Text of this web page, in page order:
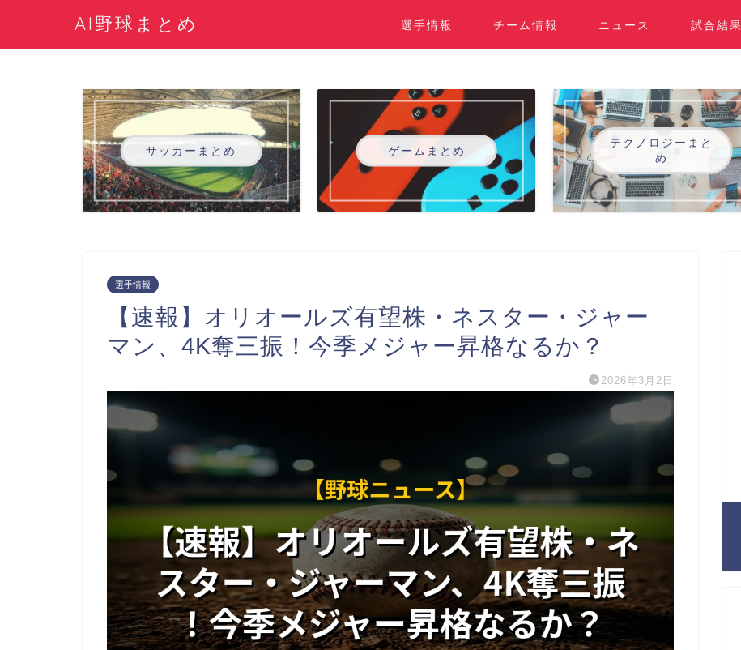
AI野球まとめ 選手情報 チーム情報 ニュース 試合結果
サッカーまとめ ゲームまとめ
テクノロジーまと
め
選手情報
【速報】オリオールズ有望株・ネスター・ジャー
マン、4K奪三振！今季メジャー昇格なるか？
2026年3月2日